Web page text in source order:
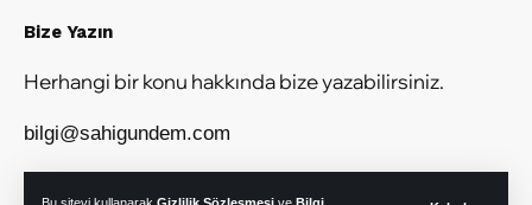
Bize Yazın
Herhangi bir konu hakkında bize yazabilirsiniz.
bilgi@sahigundem.com